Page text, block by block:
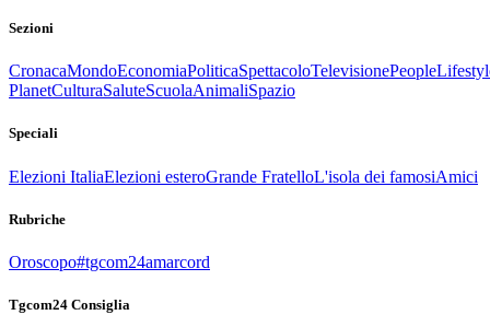
Sezioni
CronacaMondoEconomiaPoliticaSpettacoloTelevisionePeople
PlanetCulturaSaluteScuolaAnimaliSpazio
Speciali
Elezioni ItaliaElezioni esteroGrande FratelloL'isola dei famosiAmici
Rubriche
Oroscopo#tgcom24amarcord
Tgcom24 Consiglia